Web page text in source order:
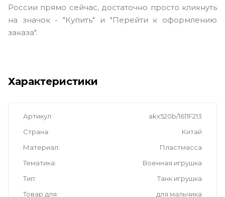
России прямо сейчас, достаточно просто кликнуть
на значок - "Купить" и "Перейти к оформлению
заказа".
Характеристики
Артикул
akx520b/1611F213
Страна
Китай
Материал
Пластмасса
Тематика
Военная игрушка
Тип
Танк игрушка
Товар для
для мальчика